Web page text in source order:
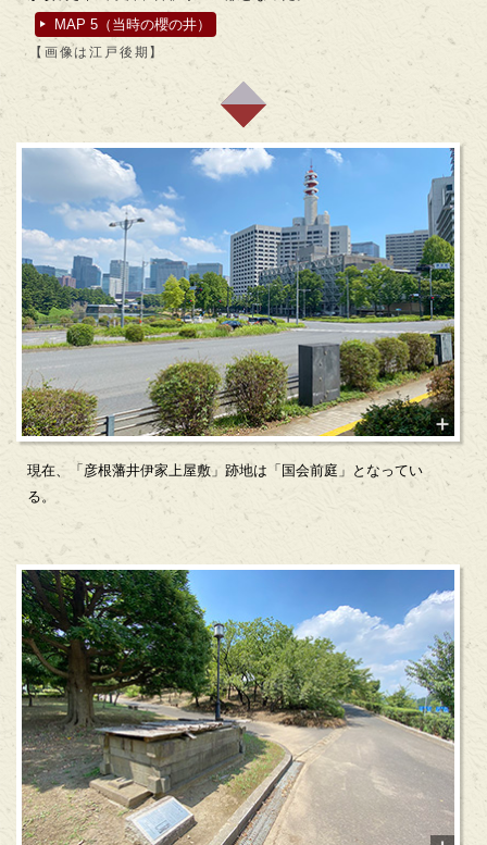
MAP 5（当時の櫻の井）
【画像は江戸後期】
現在、「彦根藩井伊家上屋敷」跡地は「国会前庭」となってい
る。